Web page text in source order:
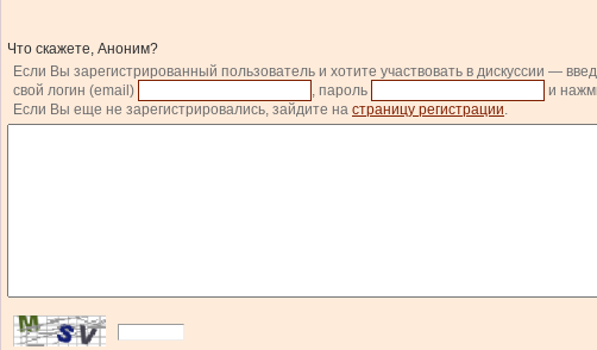
Что скажете, Аноним?
Если Вы зарегистрированный пользователь и хотите участвовать в дискуссии —
свой логин (email)
, пароль и
Если Вы еще не зарегистрировались, зайдите на страницу регистрации.